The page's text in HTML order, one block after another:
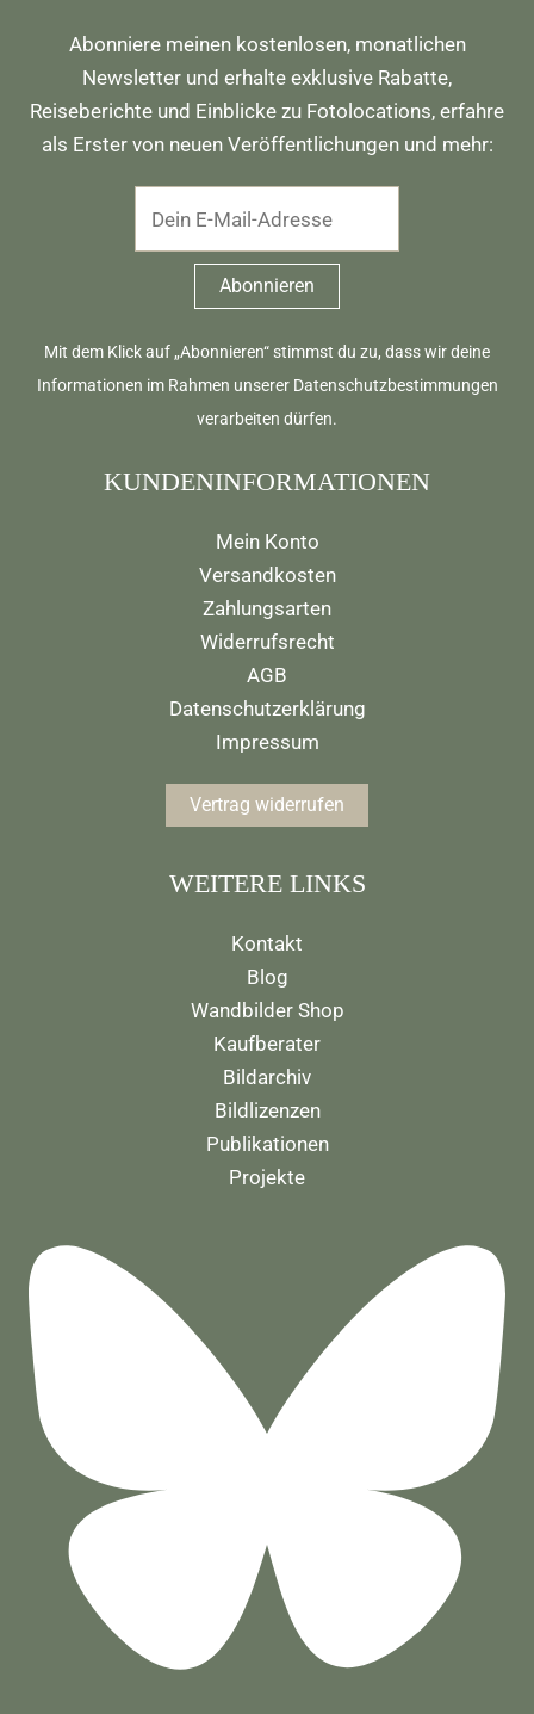
Abonniere meinen kostenlosen, monatlichen
Newsletter und erhalte exklusive Rabatte,
Reiseberichte und Einblicke zu Fotolocations, erfahre
als Erster von neuen Veröffentlichungen und mehr:
Mit dem Klick auf „Abonnieren“ stimmst du zu, dass wir deine
Informationen im Rahmen unserer Datenschutzbestimmungen
verarbeiten dürfen.
KUNDENINFORMATIONEN
Mein Konto
Versandkosten
Zahlungsarten
Widerrufsrecht
AGB
Datenschutzerklärung
Impressum
Vertrag widerrufen
WEITERE LINKS
Kontakt
Blog
Wandbilder Shop
Kaufberater
Bildarchiv
Bildlizenzen
Publikationen
Projekte